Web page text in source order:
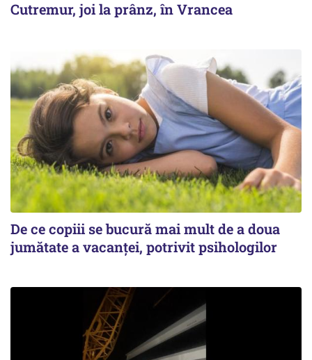
Cutremur, joi la prânz, în Vrancea
De ce copiii se bucură mai mult de a doua
jumătate a vacanței, potrivit psihologilor